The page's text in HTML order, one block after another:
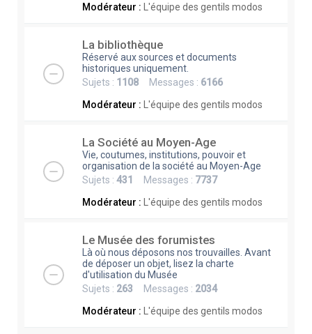
Modérateur :
L'équipe des gentils modos
La bibliothèque
Réservé aux sources et documents
historiques uniquement.
Sujets : 1108 Messages : 6166
Modérateur :
L'équipe des gentils modos
La Société au Moyen-Age
Vie, coutumes, institutions, pouvoir et
organisation de la société au Moyen-Age
Sujets : 431 Messages : 7737
Modérateur :
L'équipe des gentils modos
Le Musée des forumistes
Là où nous déposons nos trouvailles. Avant
de déposer un objet, lisez la charte
d'utilisation du Musée
Sujets : 263 Messages : 2034
Modérateur :
L'équipe des gentils modos